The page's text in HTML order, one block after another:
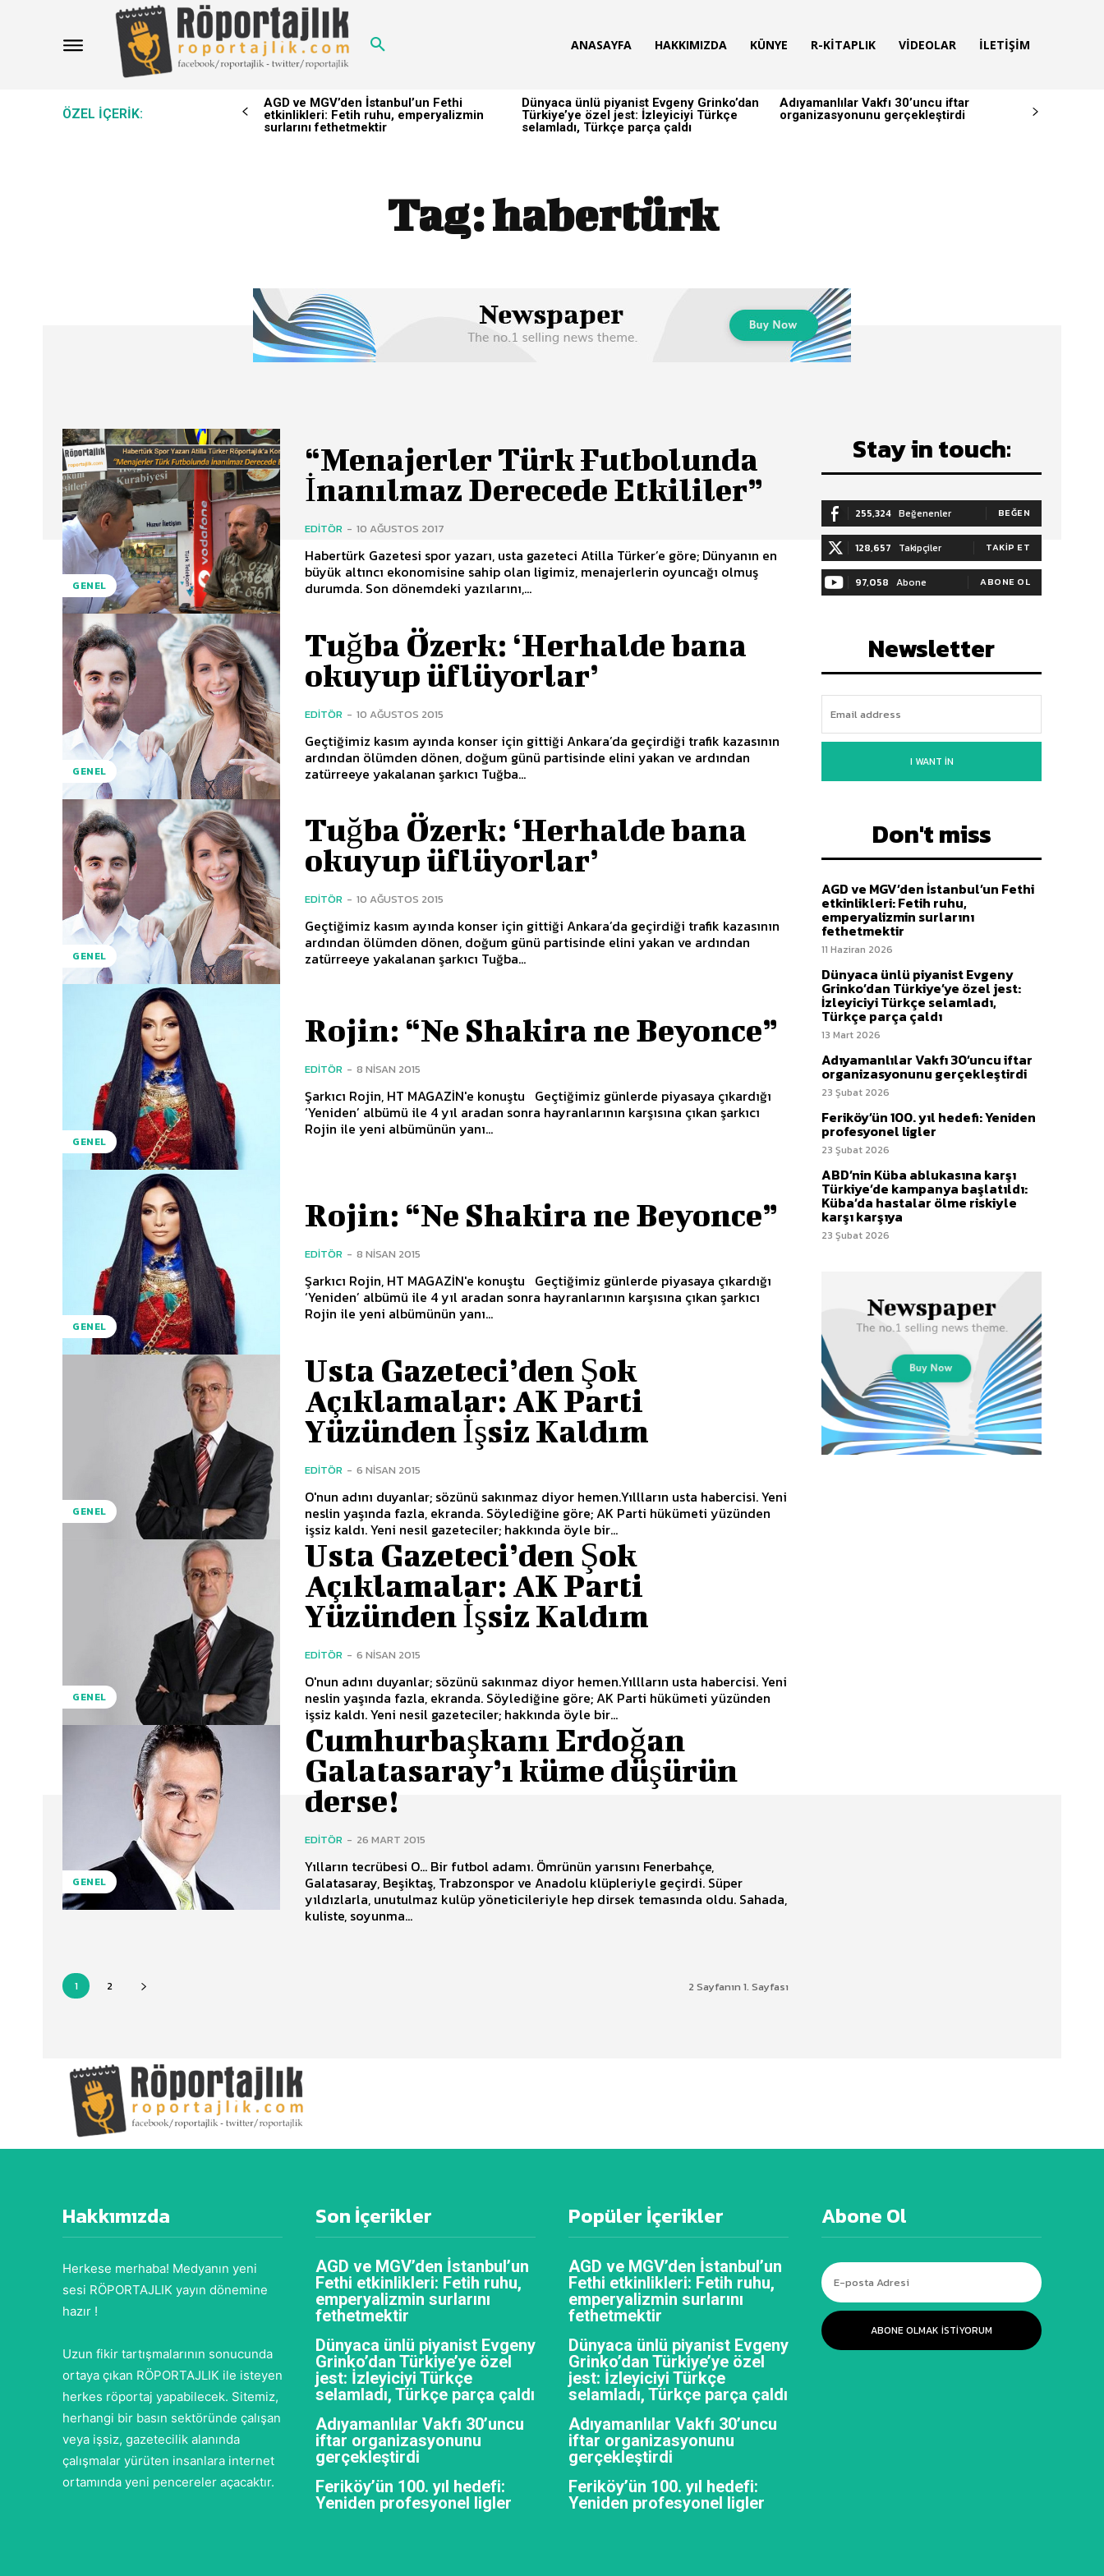
ANASAYFA HAKKIMIZDA KÜNYE R-KITAPLIK VIDEOLAR İLETIŞIM
ÖZEL IÇERIK:
AGD ve MGV’den İstanbul’un Fethi
etkinlikleri: Fetih ruhu, emperyalizmin
surlarını fethetmektir
Dünyaca ünlü piyanist Evgeny Grinko’dan
Türkiye’ye özel jest: İzleyiciyi Türkçe
selamladı, Türkçe parça çaldı
Adıyamanlılar Vakfı 30’uncu iftar
organizasyonunu gerçekleştirdi
Tag:habertürk
GENEL
“Menajerler Türk Futbolunda
İnanılmaz Derecede Etkililer”
EDITÖR - 10 AĞUSTOS 2017
Habertürk Gazetesi spor yazarı, usta gazeteci Atilla Türker’e göre; Dünyanın en
büyük altıncı ekonomisine sahip olan ligimiz, menajerlerin oyuncağı olmuş
durumda. Son dönemdeki yazılarını,...
GENEL
Tuğba Özerk: ‘Herhalde bana
okuyup üflüyorlar’
EDITÖR - 10 AĞUSTOS 2015
Geçtiğimiz kasım ayında konser için gittiği Ankara’da geçirdiği trafik kazasının
ardından ölümden dönen, doğum günü partisinde elini yakan ve ardından
zatürreeye yakalanan şarkıcı Tuğba...
GENEL
Tuğba Özerk: ‘Herhalde bana
okuyup üflüyorlar’
EDITÖR - 10 AĞUSTOS 2015
Geçtiğimiz kasım ayında konser için gittiği Ankara’da geçirdiği trafik kazasının
ardından ölümden dönen, doğum günü partisinde elini yakan ve ardından
zatürreeye yakalanan şarkıcı Tuğba...
GENEL
Rojin: “Ne Shakira ne Beyonce”
EDITÖR - 8 NISAN 2015
Şarkıcı Rojin, HT MAGAZİN'e konuştu Geçtiğimiz günlerde piyasaya çıkardığı
‘Yeniden’ albümü ile 4 yıl aradan sonra hayranlarının karşısına çıkan şarkıcı
Rojin ile yeni albümünün yanı...
GENEL
Rojin: “Ne Shakira ne Beyonce”
EDITÖR - 8 NISAN 2015
Şarkıcı Rojin, HT MAGAZİN'e konuştu Geçtiğimiz günlerde piyasaya çıkardığı
‘Yeniden’ albümü ile 4 yıl aradan sonra hayranlarının karşısına çıkan şarkıcı
Rojin ile yeni albümünün yanı...
GENEL
Usta Gazeteci’den Şok
Açıklamalar: AK Parti
Yüzünden İşsiz Kaldım
EDITÖR - 6 NISAN 2015
O'nun adını duyanlar; sözünü sakınmaz diyor hemen.Yıllların usta habercisi. Yeni
neslin yaşında fazla, ekranda. Söylediğine göre; AK Parti hükümeti yüzünden
işsiz kaldı. Yeni nesil gazeteciler; hakkında öyle bir...
GENEL
Usta Gazeteci’den Şok
Açıklamalar: AK Parti
Yüzünden İşsiz Kaldım
EDITÖR - 6 NISAN 2015
O'nun adını duyanlar; sözünü sakınmaz diyor hemen.Yıllların usta habercisi. Yeni
neslin yaşında fazla, ekranda. Söylediğine göre; AK Parti hükümeti yüzünden
işsiz kaldı. Yeni nesil gazeteciler; hakkında öyle bir...
GENEL
Cumhurbaşkanı Erdoğan
Galatasaray’ı küme düşürün
derse!
EDITÖR - 26 MART 2015
Yılların tecrübesi O... Bir futbol adamı. Ömrünün yarısını Fenerbahçe,
Galatasaray, Beşiktaş, Trabzonspor ve Anadolu klüpleriyle geçirdi. Süper
yıldızlarla, unutulmaz kulüp yöneticileriyle hep dirsek temasında oldu. Sahada,
kuliste, soyunma...
1 2 2 Sayfanın 1. Sayfası
Stay in touch:
255,324 Beğenenler BEĞEN
128,657 Takipçiler TAKIP ET
97,058 Abone ABONE OL
Newsletter
I WANT IN
Don't miss
AGD ve MGV’den İstanbul’un Fethi
etkinlikleri: Fetih ruhu,
emperyalizmin surlarını
fethetmektir
11 Haziran 2026
Dünyaca ünlü piyanist Evgeny
Grinko’dan Türkiye’ye özel jest:
İzleyiciyi Türkçe selamladı,
Türkçe parça çaldı
13 Mart 2026
Adıyamanlılar Vakfı 30’uncu iftar
organizasyonunu gerçekleştirdi
23 Şubat 2026
Feriköy’ün 100. yıl hedefi: Yeniden
profesyonel ligler
23 Şubat 2026
ABD’nin Küba ablukasına karşı
Türkiye’de kampanya başlatıldı:
Küba’da hastalar ölme riskiyle
karşı karşıya
23 Şubat 2026
Hakkımızda
Herkese merhaba! Medyanın yeni
sesi RÖPORTAJLIK yayın dönemine
hazır !
Uzun fikir tartışmalarının sonucunda
ortaya çıkan RÖPORTAJLIK ile isteyen
herkes röportaj yapabilecek. Sitemiz,
herhangi bir basın sektöründe çalışan
veya işsiz, gazetecilik alanında
çalışmalar yürüten insanlara internet
ortamında yeni pencereler açacaktır.
Son İçerikler
AGD ve MGV’den İstanbul’un
Fethi etkinlikleri: Fetih ruhu,
emperyalizmin surlarını
fethetmektir
Dünyaca ünlü piyanist Evgeny
Grinko’dan Türkiye’ye özel
jest: İzleyiciyi Türkçe
selamladı, Türkçe parça çaldı
Adıyamanlılar Vakfı 30’uncu
iftar organizasyonunu
gerçekleştirdi
Feriköy’ün 100. yıl hedefi:
Yeniden profesyonel ligler
Popüler İçerikler
AGD ve MGV’den İstanbul’un
Fethi etkinlikleri: Fetih ruhu,
emperyalizmin surlarını
fethetmektir
Dünyaca ünlü piyanist Evgeny
Grinko’dan Türkiye’ye özel
jest: İzleyiciyi Türkçe
selamladı, Türkçe parça çaldı
Adıyamanlılar Vakfı 30’uncu
iftar organizasyonunu
gerçekleştirdi
Feriköy’ün 100. yıl hedefi:
Yeniden profesyonel ligler
Abone Ol
ABONE OLMAK ISTIYORUM